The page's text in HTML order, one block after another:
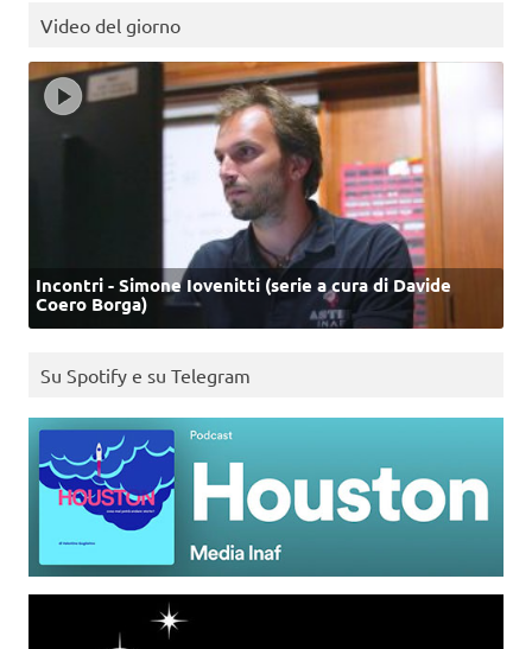
Video del giorno
Incontri - Simone Iovenitti (serie a cura di Davide
Coero Borga)
Su Spotify e su Telegram